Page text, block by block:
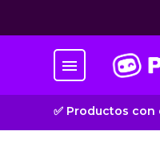
✅ Productos